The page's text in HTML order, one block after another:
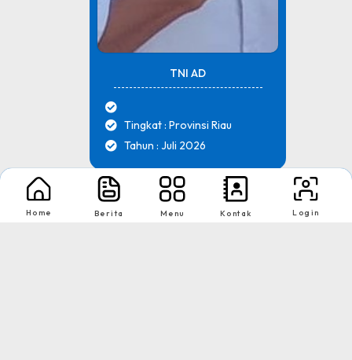
TNI AD
Tingkat : Provinsi Riau
Tahun : Juli 2026
Home Berita Menu Kontak Login